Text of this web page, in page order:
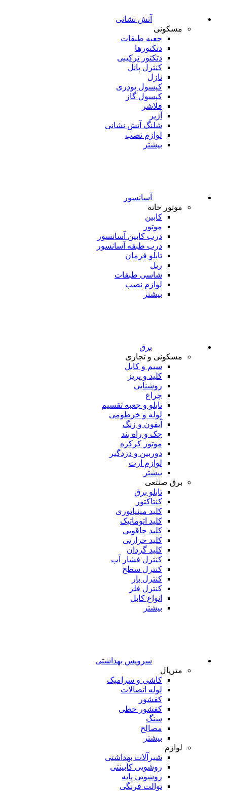
آتش نشانی
مسکونی
جعبه طبقات
دتکتورها
دتکتور ترکیبی
کنترل پانل
نازل
کپسول پودری
کپسول گاز
فلاشر
آژیر
شلنگ آتش نشانی
لوازم نصب
بیشتر
آسانسور
موتور خانه
کابین
موتور
درب کابین آسانسور
درب طبقه آسانسور
تابلو فرمان
ریل
شاسی طبقات
لوازم نصب
بیشتر
برق
مسکونی و تجاری
سیم و کابل
کلید و پریز
روشنایی
چراغ
تابلو و جعبه تقسیم
لوله و خرطومی
آیفون و زنگ
جک و راه بند
موتور کرکره
دوربین و دزدگیر
لوازم ارت
بیشتر
برق صنتعی
تابلو برق
کنتاکتور
کلید مینیاتوری
کلید اتوماتیک
کلید چاقویی
کلید حرارتی
کلید گردان
کنترل فشار آب
کنترل سطح
کنترل بار
کنترل فلز
انواع کابل
بیشتر
سرویس بهداشتی
متریال
کاشی و سرامیک
لوله اتصالات
کفشور
کفشور خطی
سنگ
مصالح
بیشتر
لوازم
شیرآلات بهداشتی
روشویی کابینتی
روشویی پایه
توالت فرنگی